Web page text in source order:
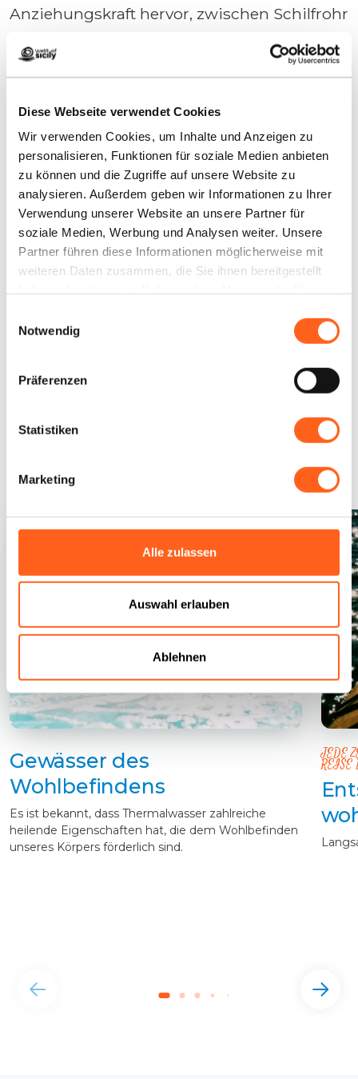
Diese Webseite verwendet Cookies
Wir verwenden Cookies, um Inhalte und Anzeigen zu
personalisieren, Funktionen für soziale Medien anbieten
zu können und die Zugriffe auf unsere Website zu
analysieren. Außerdem geben wir Informationen zu Ihrer
Verwendung unserer Website an unsere Partner für
soziale Medien, Werbung und Analysen weiter. Unsere
Partner führen diese Informationen möglicherweise mit
weiteren Daten zusammen, die Sie ihnen bereitgestellt
Notwendig
Präferenzen
Statistiken
Marketing
Alle zulassen
Auswahl erlauben
Ablehnen
Anziehungskraft hervor, zwischen Schilfrohr
Man kann einige Buchten kostenlos
Einrichtungen gehen, wo das Wasser bei
etwa 45°C entspringt.
Castellamare Del Golfo
Ein natürliches Amphitheater am Meer,
das Zigeunerreservat, die Faraglioni-
Felsen
Finde mehr heraus
Könnte es für Sie
Gewässer des
Wohlbefindens
Es ist bekannt, dass Thermalwasser zahlreiche
heilende Eigenschaften hat, die dem Wohlbefinden
unseres Körpers förderlich sind.
JEDE
REISE